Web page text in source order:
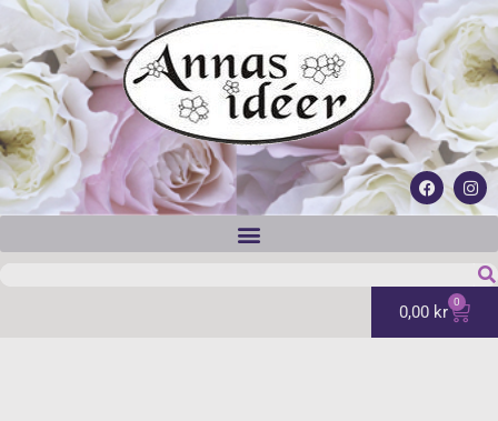
0,00 kr 0